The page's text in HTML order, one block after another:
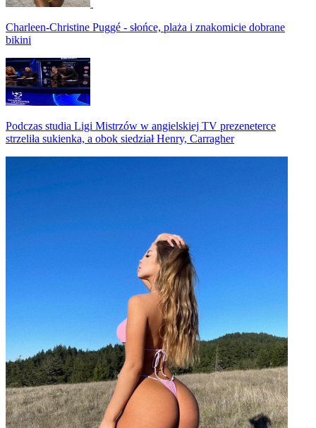
Charleen-Christine Puggé - słońce, plaża i znakomicie dobrane
bikini
Podczas studia Ligi Mistrzów w angielskiej TV prezeneterce
strzeliła sukienka, a obok siedział Henry, Carragher